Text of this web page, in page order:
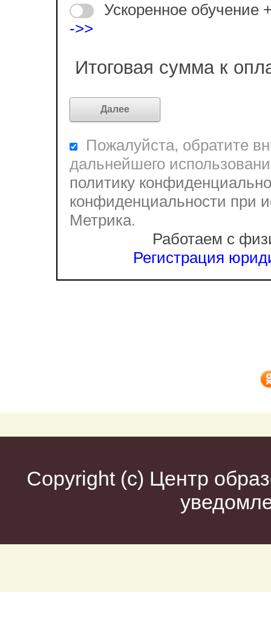
Ускоренное обучение
->>
Итоговая сумма к
Пожалуйста, обратите
дальнейшего
политику
конфиденциальности при
Метрика.
Работаем с
Регистрация
Copyright (c) Центр